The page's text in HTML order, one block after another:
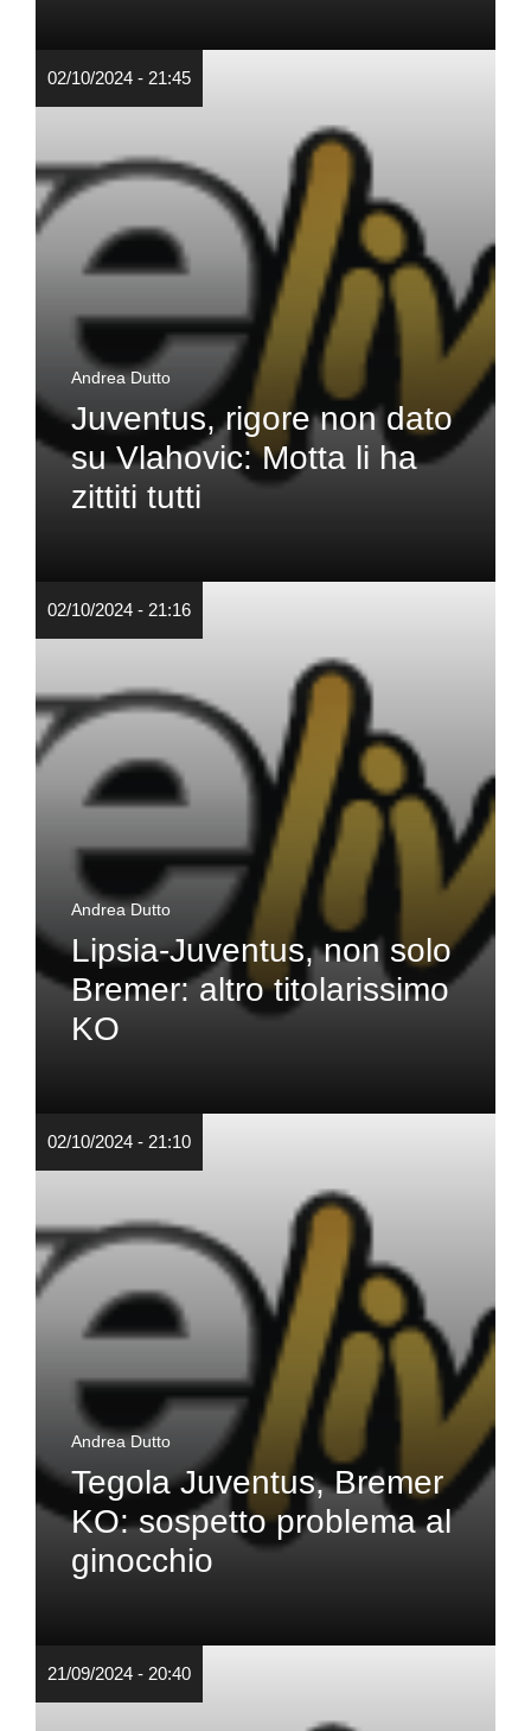
02/10/2024 - 21:45
Andrea Dutto
Juventus, rigore non dato
su Vlahovic: Motta li ha
zittiti tutti
02/10/2024 - 21:16
Andrea Dutto
Lipsia-Juventus, non solo
Bremer: altro titolarissimo
KO
02/10/2024 - 21:10
Andrea Dutto
Tegola Juventus, Bremer
KO: sospetto problema al
ginocchio
21/09/2024 - 20:40